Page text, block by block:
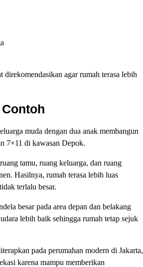
direkomendasikan agar rumah terasa lebih
muda dengan dua anak membangun
7×11 di kawasan Depok.
tamu, ruang keluarga, dan ruang
Hasilnya, rumah terasa lebih luas
terlalu besar.
besar pada area depan dan belakang
lebih baik sehingga rumah tetap sejuk
pada perumahan modern di Jakarta,
karena mampu memberikan